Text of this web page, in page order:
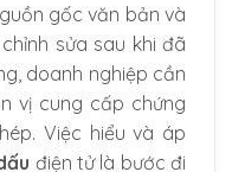
gốc văn bản và
sửa sau khi đã
doanh nghiệp cần
vị cung cấp chứng
Việc hiểu và áp
điện tử là bước đi